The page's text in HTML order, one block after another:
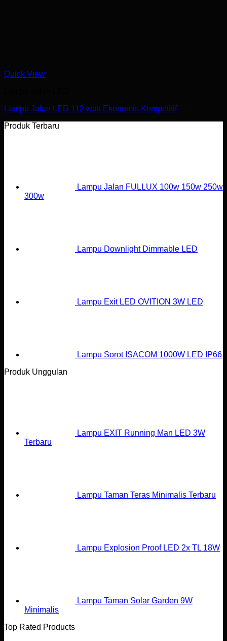
Quick View
Lampu Jalan LED 112 watt Ekonomis Kompetitif
Produk Terbaru
Lampu Jalan FULLUX 100w 150w 250w
300w
Lampu Downlight Dimmable LED
Lampu Exit LED OVITION 3W LED
Lampu Sorot ISACOM 1000W LED IP66
Produk Unggulan
Lampu EXIT Running Man LED 3W
Terbaru
Lampu Taman Teras Minimalis Terbaru
Lampu Explosion Proof LED 2x TL 18W
Lampu Taman Solar Garden 9W
Minimalis
Top Rated Products